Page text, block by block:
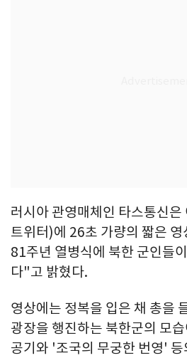
러시아 관영매체인 타스통신은
트위터)에 26초 가량의 짧은
81주년 열병식에 북한 군인들
다"고 밝혔다.
영상에는 정복을 입은 채 총을
광장을 행진하는 북한군의 모
공기와 '조국의 무궁한 번영'